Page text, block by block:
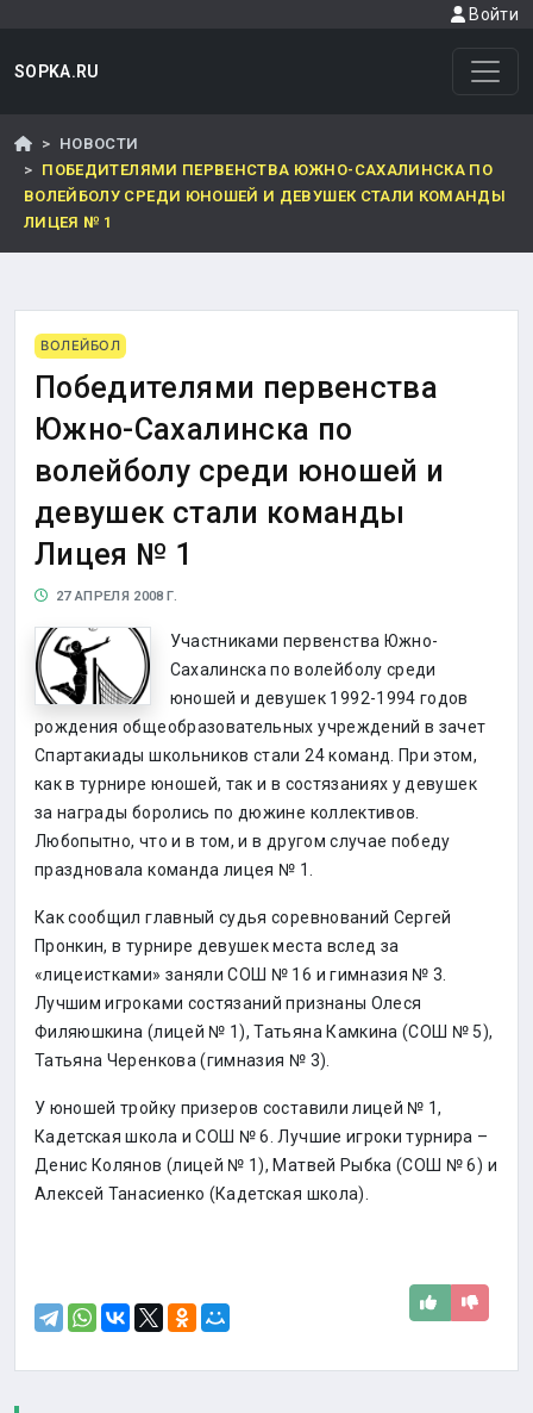
Войти
SOPKA.RU
НОВОСТИ
ПОБЕДИТЕЛЯМИ ПЕРВЕНСТВА ЮЖНО-САХАЛИНСКА ПО
ВОЛЕЙБОЛУ СРЕДИ ЮНОШЕЙ И ДЕВУШЕК СТАЛИ КОМАНДЫ
ЛИЦЕЯ № 1
ВОЛЕЙБОЛ
Победителями первенства
Южно-Сахалинска по
волейболу среди юношей и
девушек стали команды
Лицея № 1
27 АПРЕЛЯ 2008 Г.
Участниками первенства Южно-
Сахалинска по волейболу среди
юношей и девушек 1992-1994 годов
рождения общеобразовательных учреждений в зачет
Спартакиады школьников стали 24 команд. При этом,
как в турнире юношей, так и в состязаниях у девушек
за награды боролись по дюжине коллективов.
Любопытно, что и в том, и в другом случае победу
праздновала команда лицея № 1.
Как сообщил главный судья соревнований Сергей
Пронкин, в турнире девушек места вслед за
«лицеистками» заняли СОШ № 16 и гимназия № 3.
Лучшим игроками состязаний признаны Олеся
Филяюшкина (лицей № 1), Татьяна Камкина (СОШ № 5),
Татьяна Черенкова (гимназия № 3).
У юношей тройку призеров составили лицей № 1,
Кадетская школа и СОШ № 6. Лучшие игроки турнира –
Денис Колянов (лицей № 1), Матвей Рыбка (СОШ № 6) и
Алексей Танасиенко (Кадетская школа).